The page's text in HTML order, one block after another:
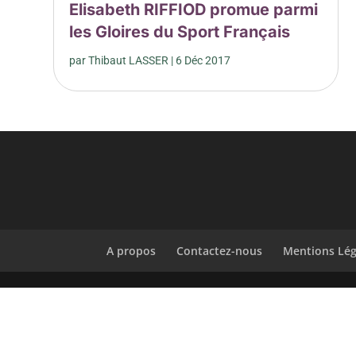
Elisabeth RIFFIOD promue parmi
les Gloires du Sport Français
parThibaut LASSER | 6 Déc 2017
A propos Contactez-nous Mentions